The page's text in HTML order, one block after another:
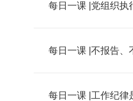
每日一课 |党组织执
每日一课 |不报告、
每日一课 |工作纪律